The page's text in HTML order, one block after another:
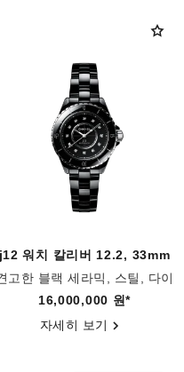
j12 워치 칼리버 12.2, 33mm
고한 블랙 세라믹, 스틸, 다이
아몬드
레퍼런스 H9742
16,000,000 원*
자세히 보기